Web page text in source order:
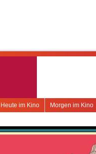
Morgen im Kino
Heute im Kino